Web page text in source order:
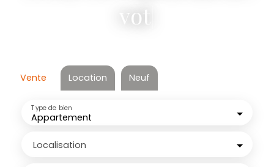
votre terrain
Vente Location Neuf
Appartement
Type de bien
Localisation